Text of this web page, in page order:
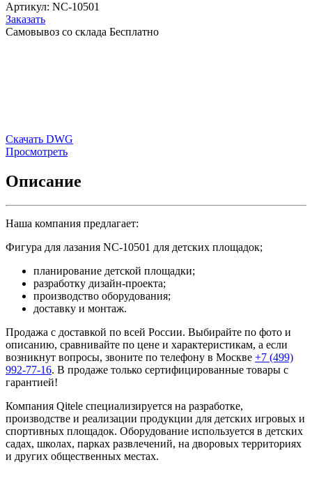
Артикул: NC-10501
Заказать
Самовывоз со склада Бесплатно
Скачать DWG
Просмотреть
Описание
Наша компания предлагает:
Фигура для лазания NC-10501 для детских площадок;
планирование детской площадки;
разработку дизайн-проекта;
производство оборудования;
доставку и монтаж.
Продажа с доставкой по всей России. Выбирайте по фото и
описанию, сравнивайте по цене и характеристикам, а если
возникнут вопросы, звоните по телефону в Москве +7 (499)
992-77-16. В продаже только сертифицированные товары с
гарантией!
Компания Qitele специализируется на разработке,
производстве и реализации продукции для детских игровых и
спортивных площадок. Оборудование используется в детских
садах, школах, парках развлечений, на дворовых территориях
и других общественных местах.